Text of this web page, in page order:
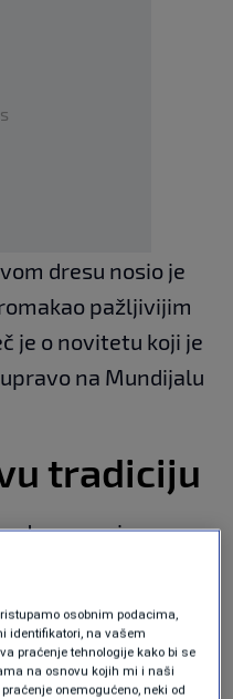
dresu nosio je
pažljivijim
je o novitetu koji je
na Mundijalu
tradiciju
dresa nosio
na Svjetskom
osobnim podacima,
identifikatori, na vašem
praćenje tehnologije kako bi se
na osnovu kojih mi i naši
onemogućeno, neki od